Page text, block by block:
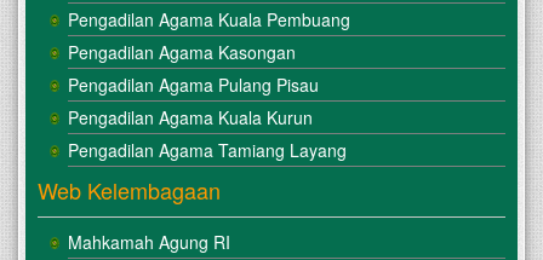
Pengadilan Agama Kuala Pembuang
Pengadilan Agama Kasongan
Pengadilan Agama Pulang Pisau
Pengadilan Agama Kuala Kurun
Pengadilan Agama Tamiang Layang
Web Kelembagaan
Mahkamah Agung RI